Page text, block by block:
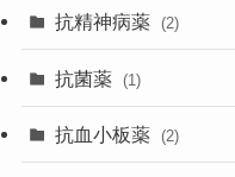
抗精神病薬 (2)
抗菌薬 (1)
抗血小板薬 (2)